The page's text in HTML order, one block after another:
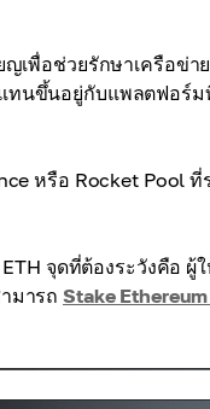
เพื่อช่วยรักษาเครือข่า
แทนขึ้นอยู่กับแพลตฟอร์ม
หรือ Rocket Pool ที่
จุดที่ต้องระวังคือ ผู้
ามารถStake